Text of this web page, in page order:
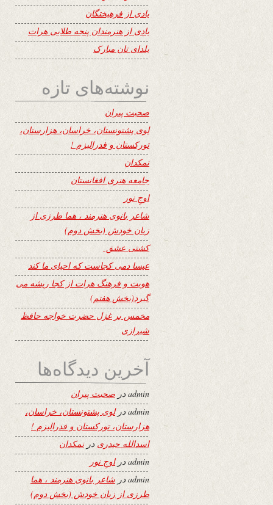
یادی از فرهیختگان
یادی از هنرمندان پنجه طلایی هرات
یلدای تان مبارک
نوشته‌های تازه
صحبت پیران
لوی پشتونستان، خراسان، هزارستان،
تورکستان و فدرالیزم !
نمکدان
جامعه هنری افغانستان
اوجِ نور
شاعر بانوی هنرمند ، هما طرزی از
زبان خودش (بخش دوم)
کشتی عشق
عیسا دمی کجاست که احیای ما کند
هویت و فرهنگ هرات از کجا ریشه می
گیرد(بخش هفتم)
مخمس بر غزل حضرت خواجه حافظ
شیرازی
آخرین دیدگاه‌ها
adminدر صحبت پیران
admin درلوی پشتونستان، خراسان،
هزارستان، تورکستان و فدرالیزم !
اسدالله حیدری درنمکدان
adminدراوجِ نور
adminدر شاعر بانوی هنرمند ، هما
طرزی از زبان خودش (بخش دوم)